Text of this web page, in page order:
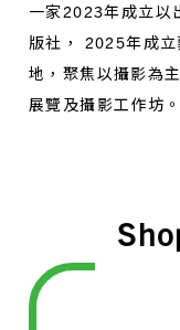
一家2023年成立以
版社， 2025年成
地，聚焦以攝影為
展覽及攝影工作坊。